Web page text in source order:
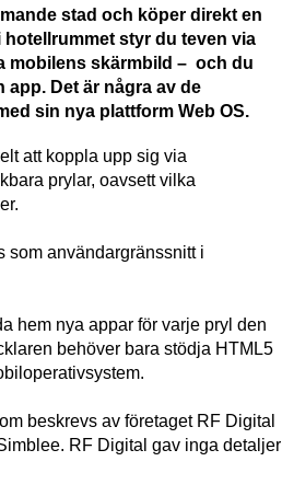
stad och köper direkt en
hotellrummet styr du teven via
mobilens skärmbild – och du
app. Det är några av de
sin nya plattform Web OS.
att koppla upp sig via
prylar, oavsett vilka
som användargränssnitt i
hem nya appar för varje pryl den
behöver bara stödja HTML5
beskrevs av företaget RF Digital
RF Digital gav inga detaljer